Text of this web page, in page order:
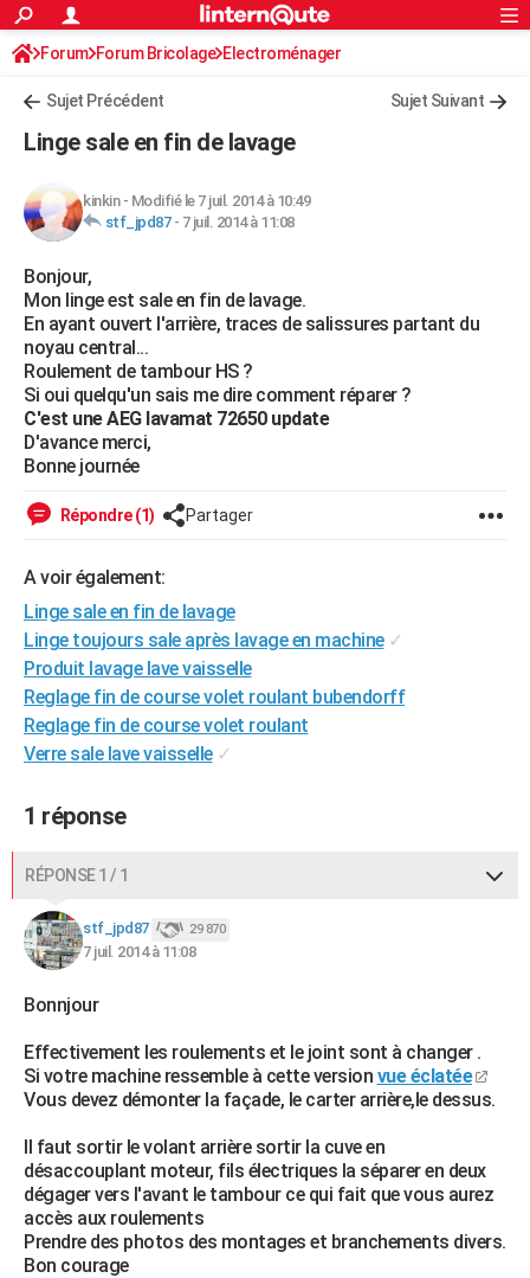
ACTUALITÉS
Politique
Société
Faits Divers
Education
Monde
Villes
+
Retraite
Impôts
Epargne
Immobilier
Risques naturels par ville
Banque
Assurance
Crédit
AUTO
HIGH-TECH
Mobiles
Meilleur smartphone
Internet
Ordinateurs
Jeux vidéo
Guide high-tech
+BRICOLAGE
Forum
Aménagement intérieur
Extérieur
Cuisine
Salle de bains
Jardinage
Rangement
WEEK-END
Guides de France
Escapades
Patrimoine
Expositions
Musées
Week-end nature
+LIFESTYLE
Art de vivre
Bien-être
Loisirs
ModeModes de vie
SANTE
Alimentation
Guide de la santé
Maladies
Médicaments
Sommeil
VOYAGE
GUIDES D'ACHAT
BONS PLANS
CARTE DE VOEUX
Carte de Noël
Carte Bonne année
Carte Saint-Valentin
Carte Pâques
Carte d'anniversaire
DICTIONNAIRE
FORUM
S'inscrire
Connexion
Forum Forum Bricolage Electroménager
Sujet Précédent Sujet Suivant
Linge sale en fin de lavage
kinkin- Modifié le 7 juil. 2014 à 10:49
stf_jpd87- 7 juil. 2014 à 11:08
Bonjour,
Mon linge est sale en fin de lavage.
En ayant ouvert l'arrière, traces de salissures partant du
noyau central...
Roulement de tambour HS ?
Si oui quelqu'un sais me dire comment réparer ?
C'est une AEG lavamat 72650 update
D'avance merci,
Bonne journée
Répondre (1) Partager
A voir également:
Linge sale en fin de lavage
Linge toujours sale après lavage en machine ✓
Produit lavage lave vaisselle
Reglage fin de course volet roulant bubendorff
Reglage fin de course volet roulant
Verre sale lave vaisselle ✓
1 réponse
RÉPONSE 1 / 1
stf_jpd87 29 870
7 juil. 2014 à 11:08
Bonnjour
Effectivement les roulements et le joint sont à changer .
Si votre machine ressemble à cette version vue éclatée
Vous devez démonter la façade, le carter arrière,le dessus.
Il faut sortir le volant arrière sortir la cuve en
désaccouplant moteur, fils électriques la séparer en deux
dégager vers l'avant le tambour ce qui fait que vous aurez
accès aux roulements
Prendre des photos des montages et branchements divers.
Bon courage